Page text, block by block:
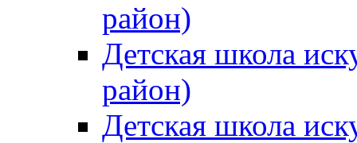
район)
Детская школа
район)
Детская школа